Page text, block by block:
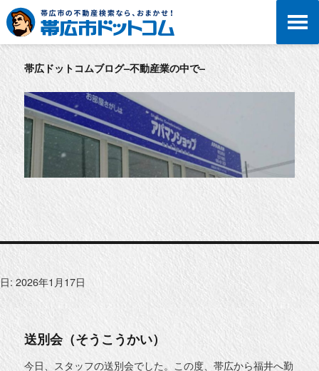
帯広ドットコムブログ–不動産業の中で–
日: 2026年1月17日
送別会（そうこうかい）
今日、スタッフの送別会でした。この度、帯広から福井へ勤